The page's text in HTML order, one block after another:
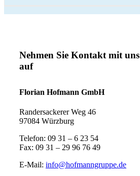
Nehmen Sie Kontakt mit uns
auf
Florian Hofmann GmbH
Randersackerer Weg 46
97084 Würzburg
Telefon: 09 31 – 6 23 54
Fax: 09 31 – 29 96 76 49
E-Mail: info@hofmanngruppe.de